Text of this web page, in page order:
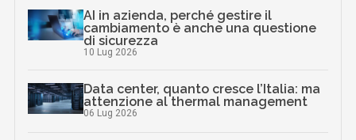
AI in azienda, perché gestire il
cambiamento è anche una questione
di sicurezza
10 Lug 2026
Data center, quanto cresce l’Italia: ma
attenzione al thermal management
06 Lug 2026